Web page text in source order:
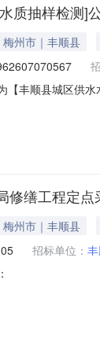
质抽样检测]
梅州市｜丰顺县
【丰顺县城区供
否采购项目编码
修缮工程定
梅州市｜丰顺县
招标单位：